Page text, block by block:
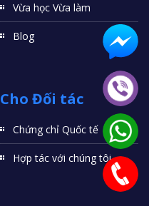
Vừa học Vừa làm
Blog
Cho Đối tác
Chứng chỉ Quốc tế
Hợp tác với chúng tôi